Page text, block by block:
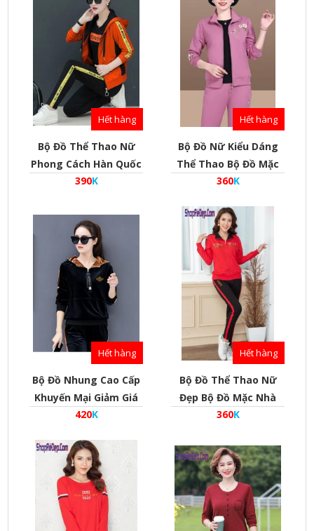
Hết hàng
Bộ Đồ Thể Thao Nữ
Phong Cách Hàn Quốc
Kiểu Khóa Kéo Có Mũ -
390K
Hết hàng
Bộ Đồ Nữ Kiểu Dáng
Thể Thao Bộ Đồ Mặc
Nhà Phong Cách Hàn
Trung Tuổi - Mã
Bd010018
360K
Hết hàng
Bộ Đồ Nhung Cao Cấp
Khuyến Mại Giảm Giá
Sốc
420K
Hết hàng
Bộ Đồ Thể Thao Nữ
Đẹp Bộ Đồ Mặc Nhà
Phong Cách Hàn Quốc
Bd010016
360K